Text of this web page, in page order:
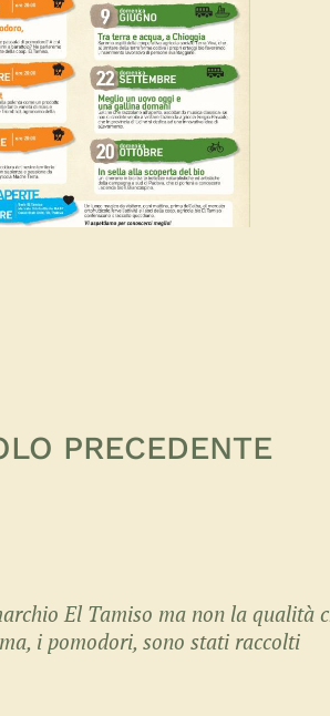
PRECEDENTE
El Tamiso ma non la qualità
i pomodori, sono stati raccolti